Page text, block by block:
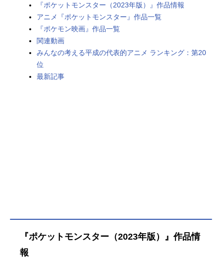
男性声優/女性声優一覧
FOLLOW US
『ポケットモンスター（2023年版）』作品情報
アニメ『ポケットモンスター』作品一覧
『ポケモン映画』作品一覧
関連動画
みんなの考える平成の代表的アニメ ランキング：第20
位
最新記事
『ポケットモンスター（2023年版）』作品情
報